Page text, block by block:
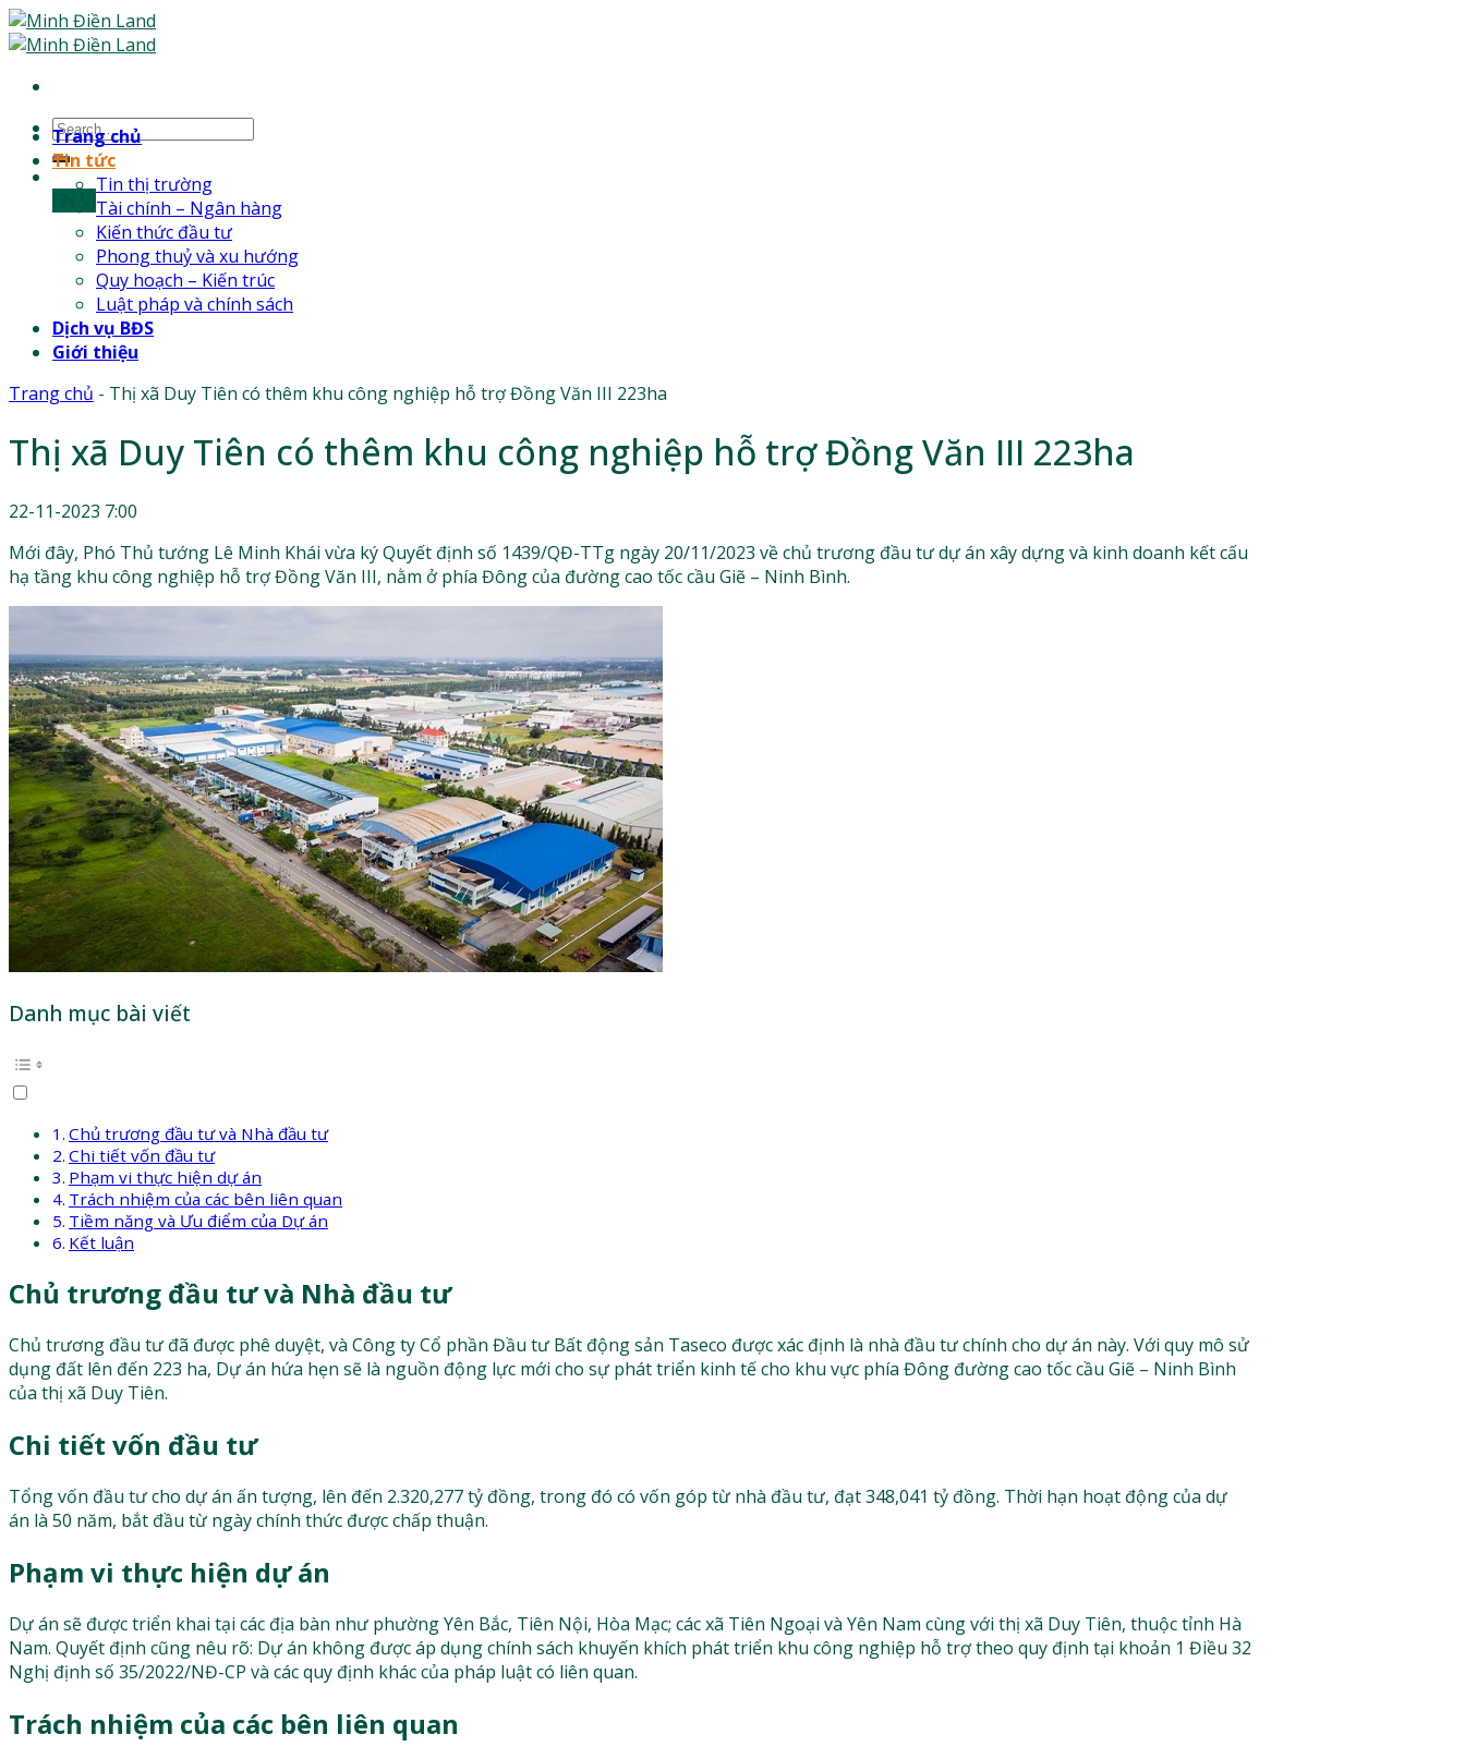
Skip
to
Trang chủ
Tin tức
Tin thị trường
Tài chính – Ngân hàng
Kiến thức đầu tư
Phong thuỷ và xu hướng
Quy hoạch – Kiến trúc
Luật pháp và chính sách
Dịch vụ BĐS
Giới thiệu
Trang chủ - Thị xã Duy Tiên có thêm khu công nghiệp hỗ trợ Đồng Văn III 223ha
Thị xã Duy Tiên có thêm khu công nghiệp hỗ trợ Đồng Văn III 223ha
22-11-2023 7:00
Mới đây, Phó Thủ tướng Lê Minh Khái vừa ký Quyết định số 1439/QĐ-TTg ngày 20/11/2023 về chủ trương đầu tư dự án xây dựng và kinh doanh kết cấu
hạ tầng khu công nghiệp hỗ trợ Đồng Văn III, nằm ở phía Đông của đường cao tốc cầu Giẽ – Ninh Bình.
Danh mục bài viết
Chủ trương đầu tư và Nhà đầu tư
Chi tiết vốn đầu tư
Phạm vi thực hiện dự án
Trách nhiệm của các bên liên quan
Tiềm năng và Ưu điểm của Dự án
Kết luận
Chủ trương đầu tư và Nhà đầu tư
Chủ trương đầu tư đã được phê duyệt, và Công ty Cổ phần Đầu tư Bất động sản Taseco được xác định là nhà đầu tư chính cho dự án này. Với quy mô sử
dụng đất lên đến 223 ha, Dự án hứa hẹn sẽ là nguồn động lực mới cho sự phát triển kinh tế cho khu vực phía Đông đường cao tốc cầu Giẽ – Ninh Bình
của thị xã Duy Tiên.
Chi tiết vốn đầu tư
Tổng vốn đầu tư cho dự án ấn tượng, lên đến 2.320,277 tỷ đồng, trong đó có vốn góp từ nhà đầu tư, đạt 348,041 tỷ đồng. Thời hạn hoạt động của dự
án là 50 năm, bắt đầu từ ngày chính thức được chấp thuận.
Phạm vi thực hiện dự án
Dự án sẽ được triển khai tại các địa bàn như phường Yên Bắc, Tiên Nội, Hòa Mạc; các xã Tiên Ngoại và Yên Nam cùng với thị xã Duy Tiên, thuộc tỉnh Hà
Nam. Quyết định cũng nêu rõ: Dự án không được áp dụng chính sách khuyến khích phát triển khu công nghiệp hỗ trợ theo quy định tại khoản 1 Điều 32
Nghị định số 35/2022/NĐ-CP và các quy định khác của pháp luật có liên quan.
Trách nhiệm của các bên liên quan